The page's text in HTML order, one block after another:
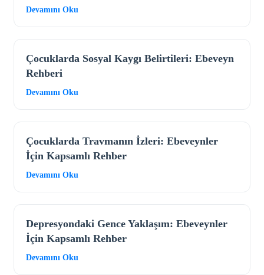
Devamını Oku
Çocuklarda Sosyal Kaygı Belirtileri: Ebeveyn
Rehberi
Devamını Oku
Çocuklarda Travmanın İzleri: Ebeveynler
İçin Kapsamlı Rehber
Devamını Oku
Depresyondaki Gence Yaklaşım: Ebeveynler
İçin Kapsamlı Rehber
Devamını Oku